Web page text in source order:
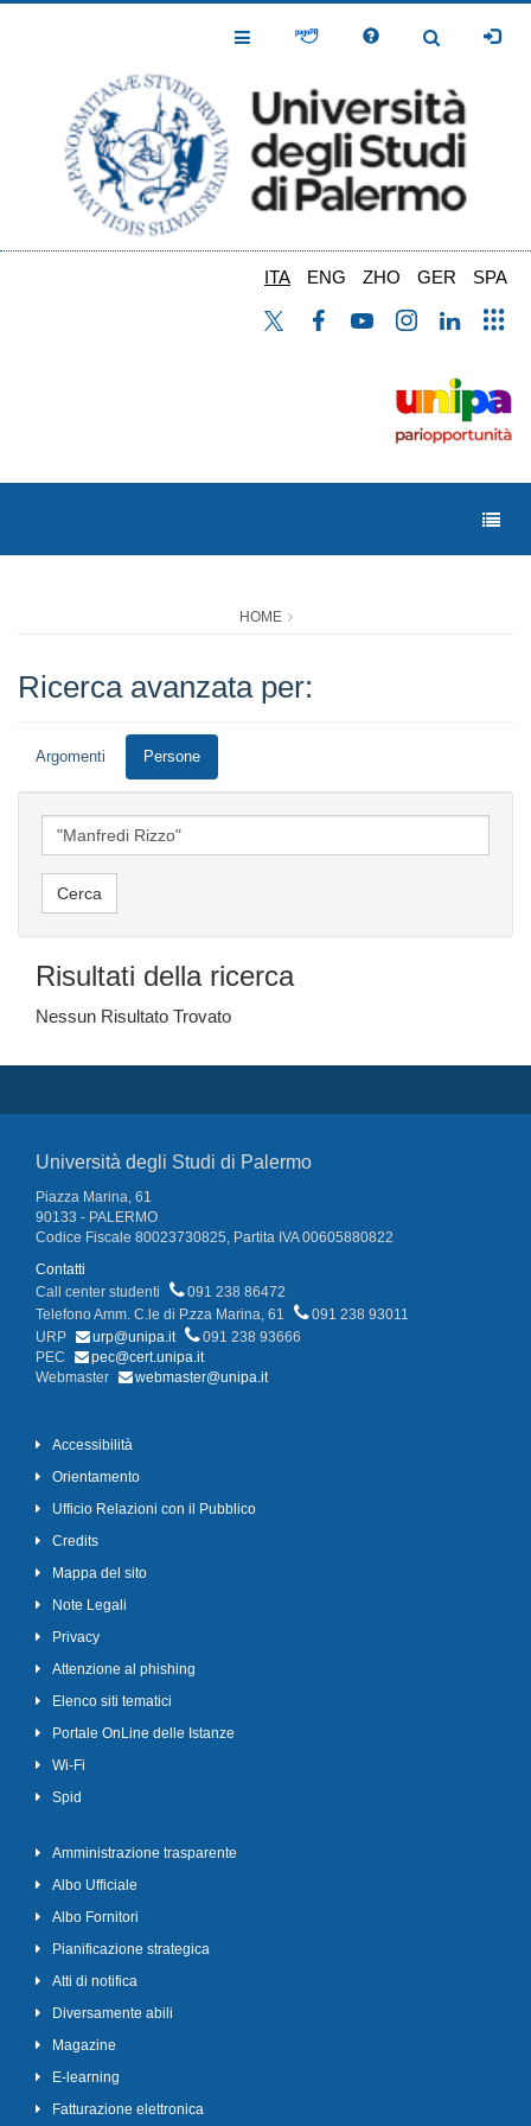
Toggle
Toggle
ITA ENG ZHO GER SPA
HOME
Ricerca avanzata per:
Argomenti Persone
Risultati della ricerca
Nessun Risultato Trovato
Università degli Studi di Palermo
Piazza Marina, 61
90133 - PALERMO
Codice Fiscale 80023730825, Partita IVA 00605880822
Contatti
Call center studenti
091 238 86472
Telefono Amm. C.le di P.zza Marina, 61
091 238 93011
URP
urp@unipa.it
091 238 93666
PEC
pec@cert.unipa.it
Webmaster
webmaster@unipa.it
Accessibilità
Orientamento
Ufficio Relazioni con il Pubblico
Credits
Mappa del sito
Note Legali
Privacy
Attenzione al phishing
Elenco siti tematici
Portale OnLine delle Istanze
Wi-Fi
Spid
Amministrazione trasparente
Albo Ufficiale
Albo Fornitori
Pianificazione strategica
Atti di notifica
Diversamente abili
Magazine
E-learning
Fatturazione elettronica